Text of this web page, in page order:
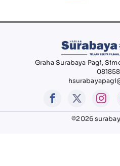
Graha Surabaya Pagi,
©2026